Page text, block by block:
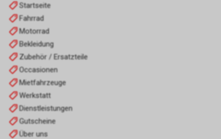
Startseite
Fahrrad
Motorrad
Bekleidung
Zubehör / Ersatzteile
Occasionen
Mietfahrzeuge
Werkstatt
Dienstleistungen
Gutscheine
Über uns